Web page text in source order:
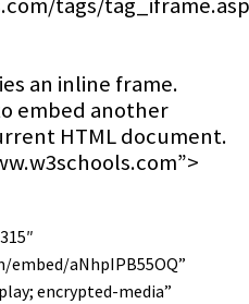
tags/tag_iframe.asp
an inline frame.
embed another
HTML document.
aNhpIPB55OQ”
encrypted-media”